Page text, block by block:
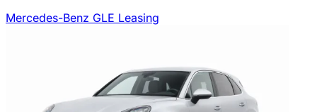
Mercedes-Benz GLE Leasing